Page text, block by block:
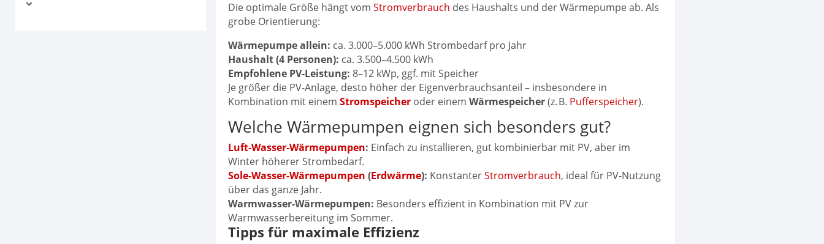
Die optimale Größe hängt vomStromverbrauch des Haushalts und der Wärmepumpe ab. Als
grobe Orientierung:
Wärmepumpe allein: ca. 3.000–5.000 kWh Strombedarf pro Jahr
Haushalt (4 Personen): ca. 3.500–4.500 kWh
Empfohlene PV-Leistung: 8–12 kWp, ggf. mit Speicher
Je größer die PV-Anlage, desto höher der Eigenverbrauchsanteil – insbesondere in
Kombination mit einemStromspeicher oder einemWärmespeicher(z. B. Pufferspeicher).
Welche Wärmepumpen eignen sich besonders gut?
Luft-Wasser-Wärmepumpen: Einfach zu installieren, gut kombinierbar mit PV, aber im
Winter höherer Strombedarf.
Sole-Wasser-Wärmepumpen (Erdwärme): KonstanterStromverbrauch, ideal für PV-Nutzung
über das ganze Jahr.
Warmwasser-Wärmepumpen: Besonders effizient in Kombination mit PV zur
Warmwasserbereitung im Sommer.
Tipps für maximale Effizienz